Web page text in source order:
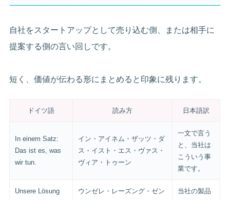
自社をスタートアップとして売り込む側、または相手に
提案する側の言い回しです。
短く、価値が伝わる形にまとめると印象に残ります。
ドイツ語 読み方 日本語訳
In einem Satz:
Das ist es, was
wir tun.
イン・アイネム・ザッツ・ダ
ス・イスト・エス・ヴァス・
ヴィア・トゥーン
一文で言う
と、当社は
こういう事
業です。
Unsere Lösung
ウンゼレ・レーズング・ゼン
当社の製品